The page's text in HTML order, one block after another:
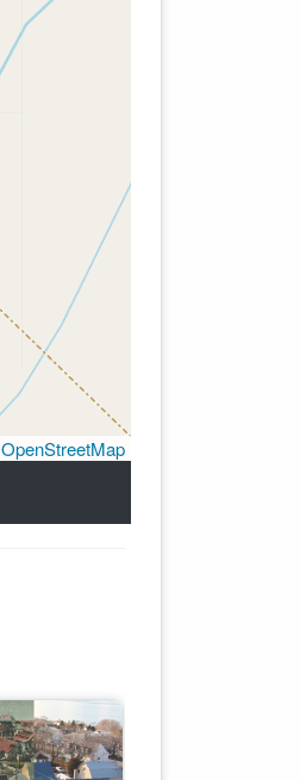
OpenStreetMap